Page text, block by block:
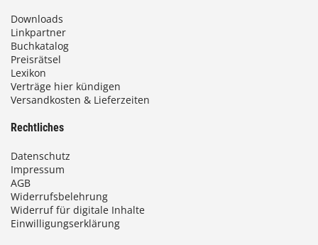
Downloads
Linkpartner
Buchkatalog
Preisrätsel
Lexikon
Verträge hier kündigen
Versandkosten & Lieferzeiten
Rechtliches
Datenschutz
Impressum
AGB
Widerrufsbelehrung
Widerruf für digitale Inhalte
Einwilligungserklärung